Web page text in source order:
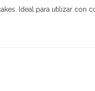
Ideal para utilizar con